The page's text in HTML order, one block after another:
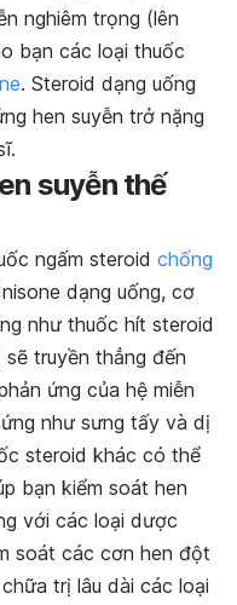
nghiêm trọng (lên
bạn các loại thuốc
. Steroid dạng uống
hen suyễn trở nặng
suyễn thế
ngấm steroid chống
dạng uống, cơ
như thuốc hít steroid
truyền thẳng đến
ứng của hệ miễn
như sưng tấy và dị
steroid khác có thể
bạn kiểm soát hen
với các loại dược
soát các cơn hen đột
trị lâu dài các loại